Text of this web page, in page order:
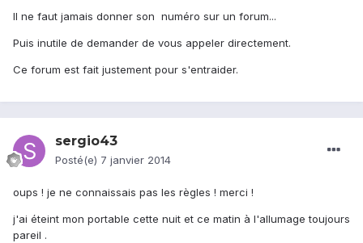
Il ne faut jamais donner son numéro sur un forum...
Puis inutile de demander de vous appeler directement.
Ce forum est fait justement pour s'entraider.
sergio43
Posté(e) 7 janvier 2014
oups ! je ne connaissais pas les règles ! merci !
j'ai éteint mon portable cette nuit et ce matin à l'allumage toujours
pareil .